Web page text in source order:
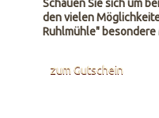
Schauen Sie sich um
den vielen
Ruhlmühle"
zum Gutschein